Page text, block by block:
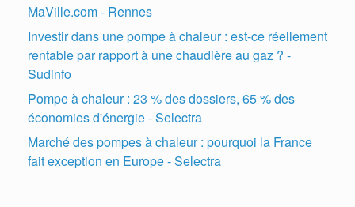
MaVille.com - Rennes
Investir dans une pompe à chaleur : est-ce réellement
rentable par rapport à une chaudière au gaz ? -
Sudinfo
Pompe à chaleur : 23 % des dossiers, 65 % des
économies d'énergie - Selectra
Marché des pompes à chaleur : pourquoi la France
fait exception en Europe - Selectra